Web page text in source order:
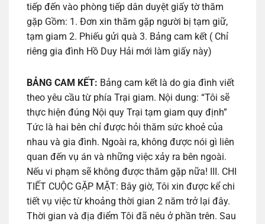
tiếp đến vào phòng tiếp dân duyệt giấy tờ thăm
gặp Gồm: 1. Đơn xin thăm gặp người bị tạm giữ,
tạm giam 2. Phiếu gửi quà 3. Bảng cam kết ( Chỉ
riêng gia đình Hồ Duy Hải mới làm giấy này)
BẢNG CAM KẾT: Bảng cam kết là do gia đình viết
theo yêu cầu từ phía Trại giam. Nội dung: “Tôi sẽ
thực hiện đúng Nội quy Trại tạm giam quy định”
Tức là hai bên chỉ được hỏi thăm sức khoẻ của
nhau và gia đình. Ngoài ra, không được nói gì liên
quan đến vụ án và những việc xảy ra bên ngoài.
Nếu vi phạm sẽ không được thăm gặp nữa! III. CHI
TIẾT CUỘC GẶP MẶT: Bây giờ, Tôi xin được kể chi
tiết vụ việc từ khoảng thời gian 2 năm trở lại đây.
Thời gian và địa điểm Tôi đã nêu ở phần trên. Sau